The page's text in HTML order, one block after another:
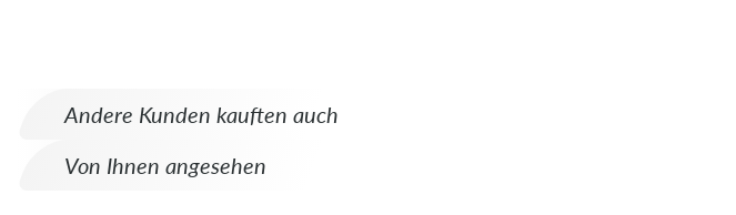
Andere Kunden kauften auch
Von Ihnen angesehen